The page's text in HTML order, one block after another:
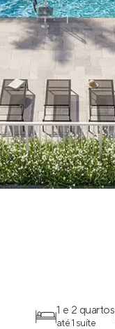
Verificado
imóveis
1 e 2 quartos
até 1 suíte